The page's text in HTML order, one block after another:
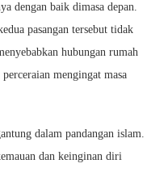
dengan baik dimasa depan.
pasangan tersebut tidak
hubungan rumah
mengingat masa
dalam pandangan islam.
dan keinginan diri